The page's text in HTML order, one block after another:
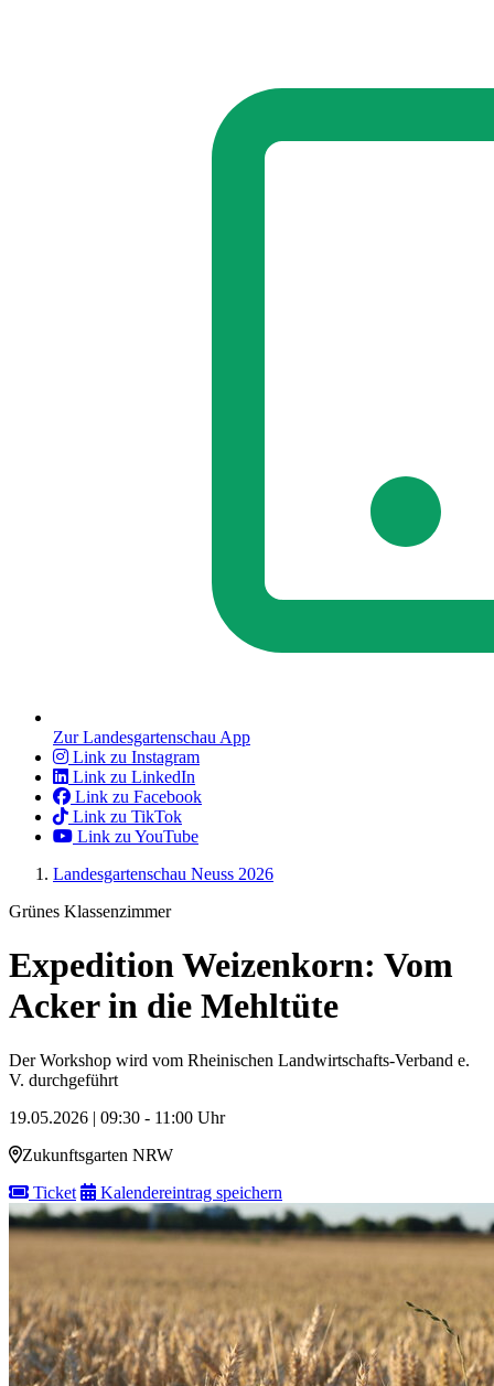
Zur Landesgartenschau App
Link zu Instagram
Link zu LinkedIn
Link zu Facebook
Link zu TikTok
Link zu YouTube
Landesgartenschau Neuss 2026
Grünes Klassenzimmer
Expedition Weizenkorn: Vom
Acker in die Mehltüte
Der Workshop wird vom Rheinischen Landwirtschafts-Verband e.
V. durchgeführt
19.05.2026 | 09:30 - 11:00 Uhr
Zukunftsgarten NRW
Ticket
Kalendereintrag speichern